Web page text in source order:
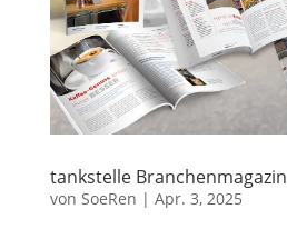
tankstelle Branchenmagazin
von SoeRen | Apr. 3, 2025